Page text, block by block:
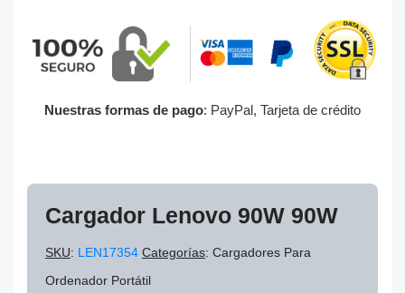
Nuestras formas de pago: PayPal, Tarjeta de crédito
Cargador Lenovo 90W 90W
SKU: LEN17354 Categorías: Cargadores Para
Ordenador Portátil